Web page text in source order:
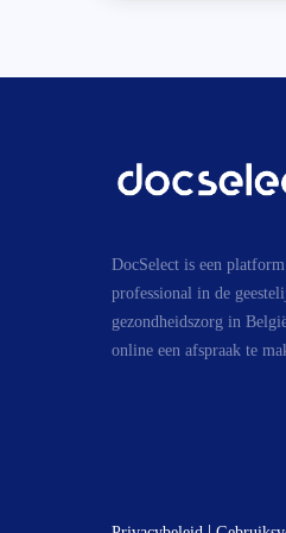
DocSelect is een
professional in de
gezondheidszorg in
online een afspraak te